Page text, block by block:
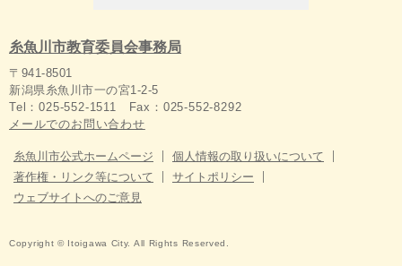
糸魚川市教育委員会事務局
〒941-8501
新潟県糸魚川市一の宮1-2-5
Tel：025-552-1511 Fax：025-552-8292
メールでのお問い合わせ
糸魚川市公式ホームページ
個人情報の取り扱いについて
著作権・リンク等について
サイトポリシー
ウェブサイトへのご意見
Copyright © Itoigawa City. All Rights Reserved.